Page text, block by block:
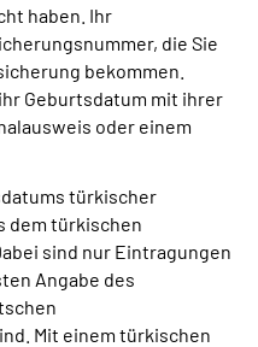
haben. Ihr
die Sie
bekommen.
Geburtsdatum mit ihrer
oder einem
türkischer
dem türkischen
sind nur Eintragungen
Angabe des
Mit einem türkischen